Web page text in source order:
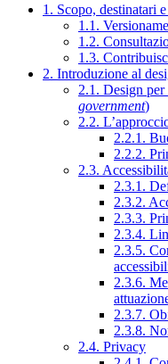
1. Scopo, destinatari
1.1.
1.2.
1.3.
2. Introduzione al
2.1. Design
government)
2.2.
2.2.1.
2.2.2.
2.3.
2.3.1.
2.3.2.
2.3.3.
2.3.4.
2.3.5.
2.3.6.
2.3.7.
2.3.8.
2.4. Privacy